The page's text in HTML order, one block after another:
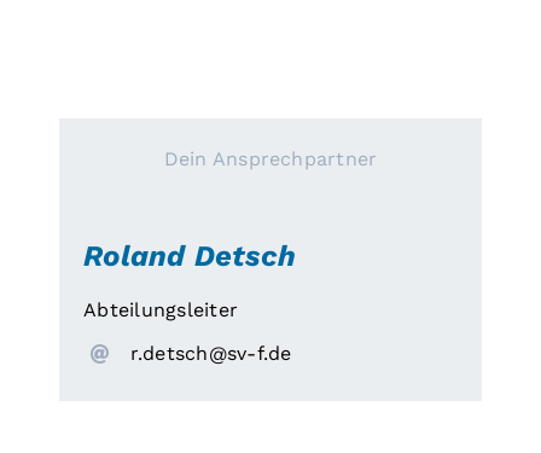
Dein Ansprechpartner
Roland Detsch
Abteilungsleiter
ed.f-
vs@hc
sted.
r